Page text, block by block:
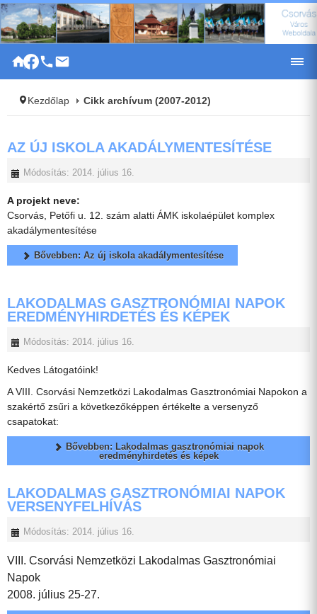
|
Kezdőlap Cikk archívum (2007-2012)
AZ ÚJ ISKOLA AKADÁLYMENTESÍTÉSE
Módosítás: 2014. július 16.
A projekt neve:
Csorvás, Petőfi u. 12. szám alatti ÁMK iskolaépület komplex
akadálymentesítése
Bővebben: Az új iskola akadálymentesítése
LAKODALMAS GASZTRONÓMIAI NAPOK
EREDMÉNYHIRDETÉS ÉS KÉPEK
Módosítás: 2014. július 16.
Kedves Látogatóink!
A VIII. Csorvási Nemzetközi Lakodalmas Gasztronómiai Napokon a
szakértő zsűri a következőképpen értékelte a versenyző
csapatokat:
Bővebben: Lakodalmas gasztronómiai napok
eredményhirdetés és képek
LAKODALMAS GASZTRONÓMIAI NAPOK
VERSENYFELHÍVÁS
Módosítás: 2014. július 16.
VIII. Csorvási Nemzetközi Lakodalmas Gasztronómiai
Napok
2008. július 25-27.